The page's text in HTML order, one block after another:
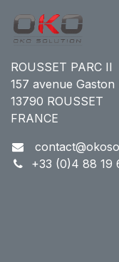
ROUSSET PARC II
157 avenue
13790 ROUSSET
FRANCE
+33 (0)4 88 19